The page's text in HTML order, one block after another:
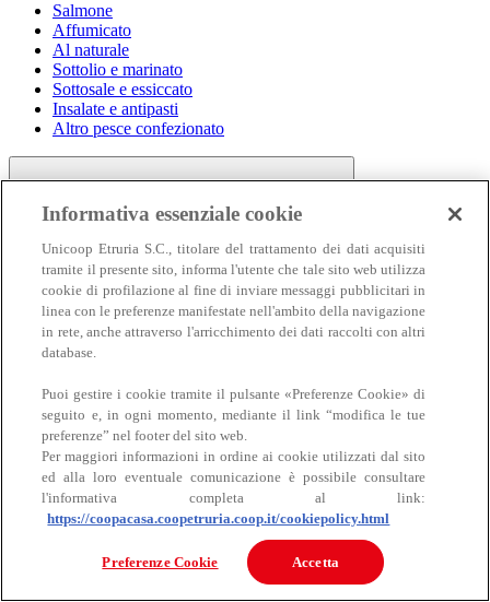
Salmone
Affumicato
Al naturale
Sottolio e marinato
Sottosale e essiccato
Insalate e antipasti
Altro pesce confezionato
Carne
Carne
Bovino
Informativa essenziale cookie
Unicoop Etruria S.C., titolare del trattamento dei dati acquisiti
tramite il presente sito, informa l'utente che tale sito web utilizza
cookie di profilazione al fine di inviare messaggi pubblicitari in
linea con le preferenze manifestate nell'ambito della navigazione
in rete, anche attraverso l'arricchimento dei dati raccolti con altri
database.
Puoi gestire i cookie tramite il pulsante «Preferenze Cookie» di
seguito e, in ogni momento, mediante il link “modifica le tue
preferenze” nel footer del sito web.
Per maggiori informazioni in ordine ai cookie utilizzati dal sito
ed alla loro eventuale comunicazione è possibile consultare
l'informativa completa al link:
https://coopacasa.coopetruria.coop.it/cookiepolicy.html
Preferenze Cookie Accetta